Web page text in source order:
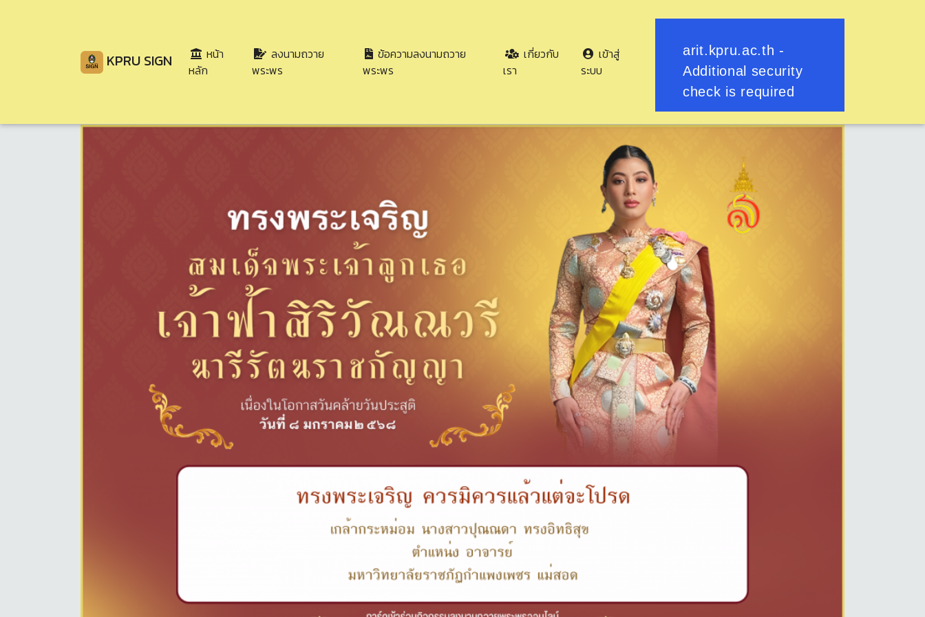
KPRU SIGN
หน้า
หลัก
ลงนามถวาย
พระพร
ข้อความลงนามถวาย
พระพร
เกี่ยวกับ
เรา
เข้าสู่
ระบบ
ย้อนกลับ